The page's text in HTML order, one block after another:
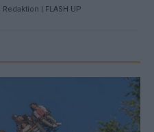
Redaktion | FLASH UP